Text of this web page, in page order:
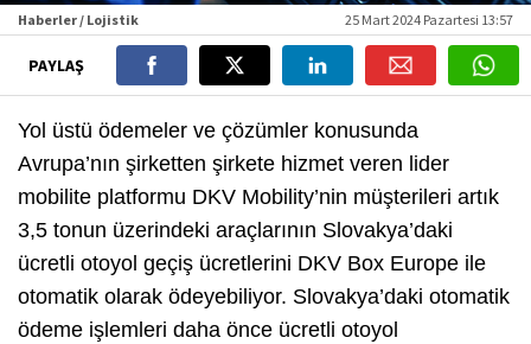
Haberler / Lojistik 25 Mart 2024 Pazartesi 13:57
PAYLAŞ
Yol üstü ödemeler ve çözümler konusunda
Avrupa’nın şirketten şirkete hizmet veren lider
mobilite platformu DKV Mobility’nin müşterileri artık
3,5 tonun üzerindeki araçlarının Slovakya’daki
ücretli otoyol geçiş ücretlerini DKV Box Europe ile
otomatik olarak ödeyebiliyor. Slovakya’daki otomatik
ödeme işlemleri daha önce ücretli otoyol